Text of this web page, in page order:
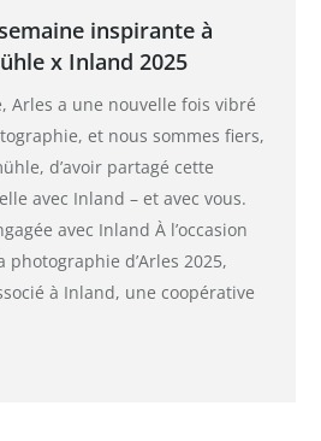
inspirante à
x Inland 2025
Arles a une nouvelle fois vibré
et nous sommes fiers,
d’avoir partagé cette
avec Inland – et avec vous.
avec Inland À l’occasion
photographie d’Arles 2025,
à Inland, une coopérative